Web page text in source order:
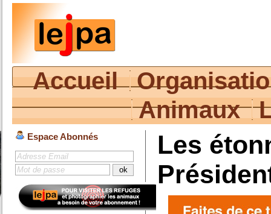
Accueil
Animaux
Espace Abonnés
Les